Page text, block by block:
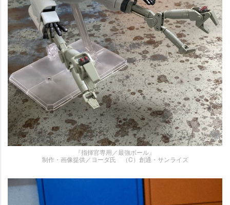
『指揮官専用／最強ボール』
制作・画像提供／ヨーダ氏 （C）創通・サンライズ